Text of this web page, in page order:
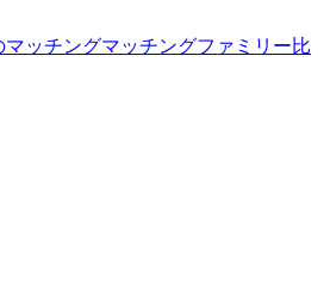
マッチングマッチングファミリー比